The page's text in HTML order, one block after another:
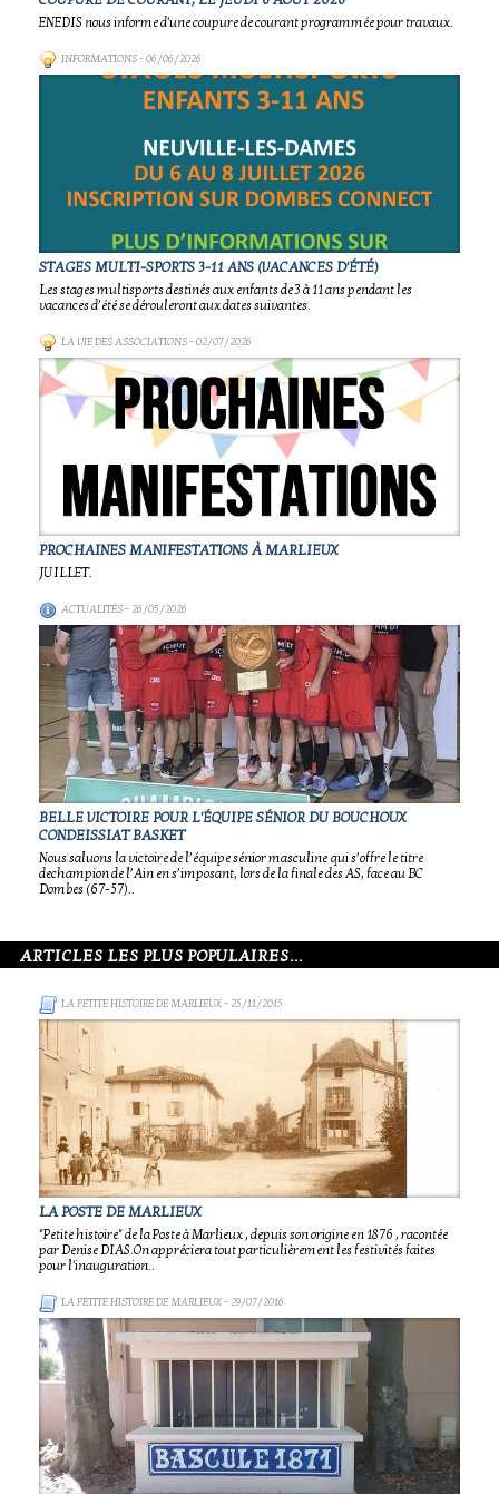
ENEDIS nous informe d'une coupure de courant programmée pour travaux.
INFORMATIONS- 06/06/2026
STAGES MULTI-SPORTS 3-11 ANS (VACANCES D'ÉTÉ)
Les stages multisports destinés aux enfants de 3 à 11 ans pendant les
vacances d’été se dérouleront aux dates suivantes.
LA VIE DES ASSOCIATIONS- 02/07/2026
PROCHAINES MANIFESTATIONS À MARLIEUX
JUILLET.
ACTUALITÉS- 26/05/2026
BELLE VICTOIRE POUR L'ÉQUIPE SÉNIOR DU BOUCHOUX
CONDEISSIAT BASKET
Nous saluons la victoire de l’équipe sénior masculine qui s’offre le titre
dechampion de l’Ain en s’imposant, lors de la finale des AS, face au BC
Dombes (67-57)..
ARTICLES LES PLUS POPULAIRES...
LA PETITE HISTOIRE DE MARLIEUX- 25/11/2015
LA POSTE DE MARLIEUX
"Petite histoire" de la Poste à Marlieux , depuis son origine en 1876 , racontée
par Denise DIAS.On appréciera tout particulièrement les festivités faites
pour l'inauguration..
LA PETITE HISTOIRE DE MARLIEUX- 29/07/2016